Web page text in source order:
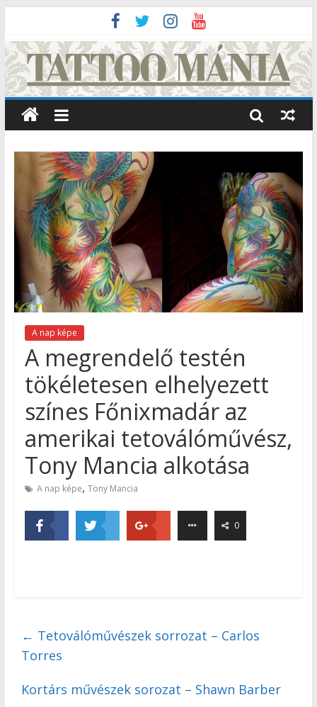
A nap képe
A megrendelő testén
tökéletesen elhelyezett
színes Főnixmadár az
amerikai tetoválóművész,
Tony Mancia alkotása
A nap képe, Tony Mancia
0
← Tetoválóművészek sorrozat – Carlos
Torres
Kortárs művészek sorozat – Shawn Barber